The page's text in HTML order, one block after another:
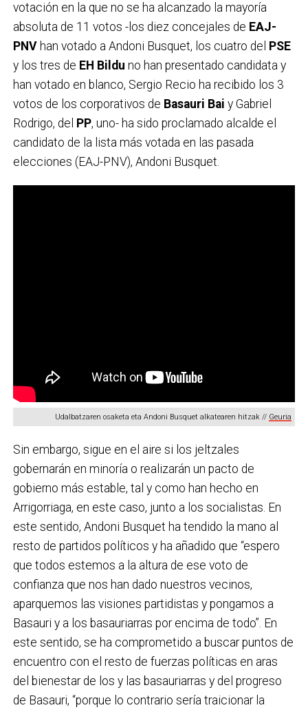
votación en la que no se ha alcanzado la mayoría
absoluta de 11 votos -los diez concejales de EAJ-
PNVhan votado a Andoni Busquet, los cuatro del PSE
y los tres de EH Bildu no han presentado candidata y
han votado en blanco, Sergio Recio ha recibido los 3
votos de los corporativos de Basauri Bai y Gabriel
Rodrigo, del PP, uno- ha sido proclamado alcalde el
candidato de la lista más votada en las pasada
elecciones (EAJ-PNV), Andoni Busquet.
Udalbatzaren osaketa eta Andoni Busquet alkatearen hitzak // Geuria
Sin embargo, sigue en el aire si los jeltzales
gobernarán en minoría o realizarán un pacto de
gobierno más estable, tal y como han hecho en
Arrigorriaga, en este caso, junto a los socialistas. En
este sentido, Andoni Busquet ha tendido la mano al
resto de partidos políticos y ha añadido que “espero
que todos estemos a la altura de ese voto de
confianza que nos han dado nuestros vecinos,
aparquemos las visiones partidistas y pongamos a
Basauri y a los basauriarras por encima de todo”. En
este sentido, se ha comprometido a buscar puntos de
encuentro con el resto de fuerzas políticas en aras
del bienestar de los y las basauriarras y del progreso
de Basauri, “porque lo contrario sería traicionar la